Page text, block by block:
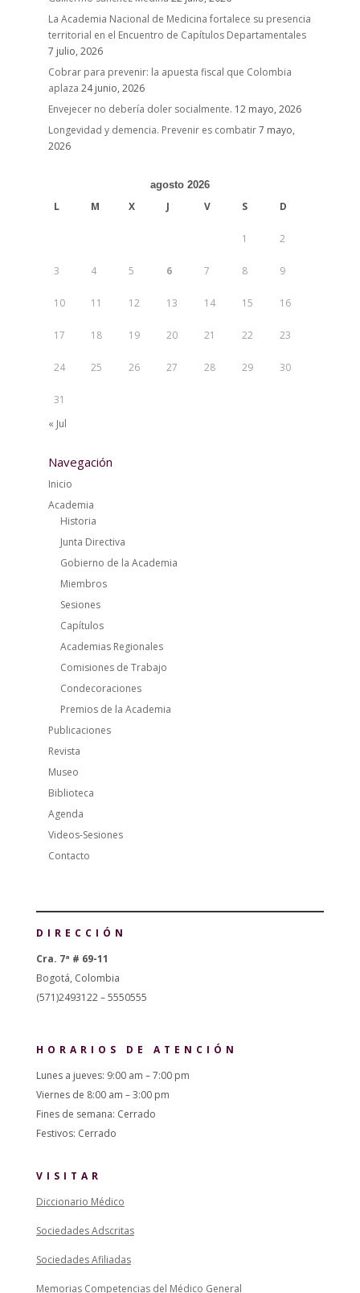
La Academia Nacional de Medicina fortalece su presencia
territorial en el Encuentro de Capítulos Departamentales
7 julio, 2026
Cobrar para prevenir: la apuesta fiscal que Colombia
aplaza 24 junio, 2026
Envejecer no debería doler socialmente. 12 mayo, 2026
Longevidad y demencia. Prevenir es combatir7 mayo,
2026
agosto 2026
L M X J V S D
1 2
3 4 5 6 7 8 9
10 11 12 13 14 15 16
17 18 19 20 21 22 23
24 25 26 27 28 29 30
31
« Jul
Navegación
Inicio
Academia
Historia
Junta Directiva
Gobierno de la Academia
Miembros
Sesiones
Capítulos
Academias Regionales
Comisiones de Trabajo
Condecoraciones
Premios de la Academia
Publicaciones
Revista
Museo
Biblioteca
Agenda
Videos-Sesiones
Contacto
DIRECCIÓN
Cra. 7ª # 69-11
Bogotá, Colombia
(571)2493122 – 5550555
HORARIOS DE ATENCIÓN
Lunes a jueves: 9:00 am – 7:00 pm
Viernes de 8:00 am – 3:00 pm
Fines de semana: Cerrado
Festivos: Cerrado
VISITAR
Diccionario Médico
Sociedades Adscritas
Sociedades Afiliadas
Memorias Competencias del Médico General